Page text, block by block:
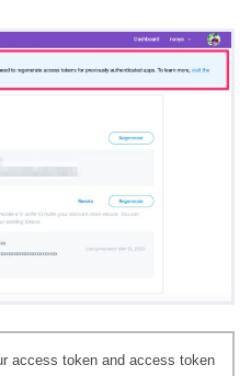
access token and access token